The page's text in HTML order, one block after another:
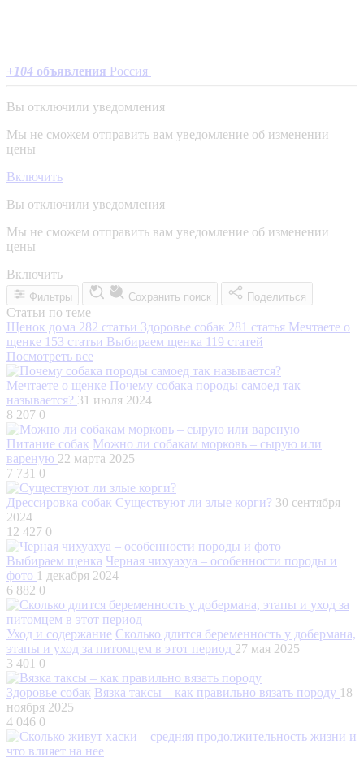
+104 объявления Россия
Вы отключили уведомления
Мы не сможем отправить вам уведомление об изменении
цены
Включить
Вы отключили уведомления
Мы не сможем отправить вам уведомление об изменении
цены
Включить
Фильтры Сохранить поиск Поделиться
Статьи по теме
Щенок дома 282 статьи Здоровье собак 281 статья Мечтаете о
щенке 153 статьи Выбираем щенка 119 статей
Посмотреть все
Мечтаете о щенке Почему собака породы самоед так
называется? 31 июля 2024
8 207 0
Питание собак Можно ли собакам морковь – сырую или
вареную 22 марта 2025
7 731 0
Дрессировка собак Существуют ли злые корги? 30 сентября
2024
12 427 0
Выбираем щенка Черная чихуахуа – особенности породы и
фото 1 декабря 2024
6 882 0
Уход и содержание Сколько длится беременность у добермана,
этапы и уход за питомцем в этот период 27 мая 2025
3 401 0
Здоровье собак Вязка таксы – как правильно вязать породу 18
ноября 2025
4 046 0